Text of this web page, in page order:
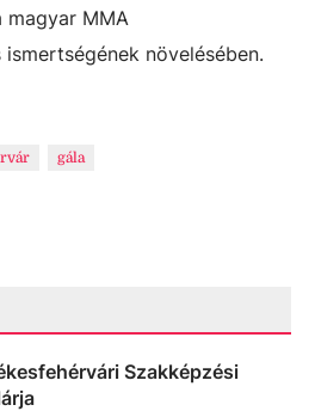
magyar MMA
növelésében.
gála
Szakképzési